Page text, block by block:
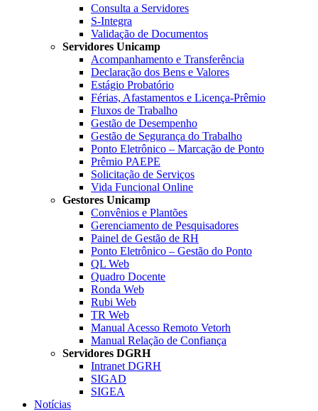
Consulta a Servidores
S-Integra
Validação de Documentos
Servidores Unicamp
Acompanhamento e Transferência
Declaração dos Bens e Valores
Estágio Probatório
Férias, Afastamentos e Licença-Prêmio
Fluxos de Trabalho
Gestão de Desempenho
Gestão de Segurança do Trabalho
Ponto Eletrônico – Marcação de Ponto
Prêmio PAEPE
Solicitação de Serviços
Vida Funcional Online
Gestores Unicamp
Convênios e Plantões
Gerenciamento de Pesquisadores
Painel de Gestão de RH
Ponto Eletrônico – Gestão do Ponto
QL Web
Quadro Docente
Ronda Web
Rubi Web
TR Web
Manual Acesso Remoto Vetorh
Manual Relação de Confiança
Servidores DGRH
Intranet DGRH
SIGAD
SIGEA
Notícias